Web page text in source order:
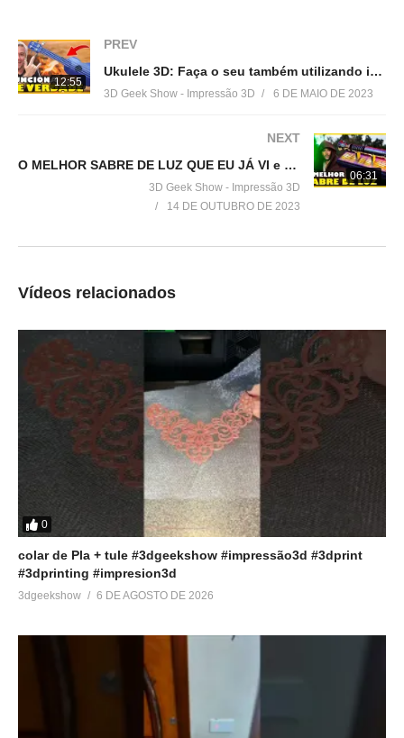
▶http://bit.ly/Cursos3DGS
=================================
Produtos de impressão 3D super baratos:
Acesse:
http://www.3dgeekshow.com.br
▶https://goo.gl/eXceJj
Contato:
murilo@3DGeekShow.com.br
#3DGeekShow #Impressão3D #Impressora3D #3DPrinter
#3DPrinting #demonslayer #kimestunoyaiba #cosplay
Veja no youtube
(Visited 314 times, 1 visits today)
Relacionado
Slayer na impressora 3D:
Guia definitivo para fãs de
A ESPADA do HE-MAN
15 de janeiro de 2022
Em "Acabamento em
impressão 3D"
12:55
PREV
Ukulele 3D: Faça o seu também utilizando impressão 3D
3D Geek Show - Impressão 3D 6 DE MAIO DE 2023
06:31
NEXT
O MELHOR SABRE DE LUZ QUE EU JÁ VI e uma base feita com IMPRESSÃO 3D
3D Geek Show - Impressão 3D
14 DE OUTUBRO DE 2023
Vídeos relacionados
0
colar de Pla + tule #3dgeekshow #impressão3d #3dprint
#3dprinting #impresion3d
3dgeekshow 6 DE AGOSTO DE 2026